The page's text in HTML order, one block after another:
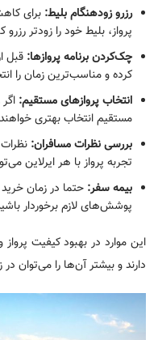
رزرو زودهنگام بلیط: برای
پرواز، بلیط خود را زودتر رزرو
چک‌کردن برنامه پروازها: قبل
کرده و مناسب‌ترین زمان را
انتخاب پروازهای مستقیم:
مستقیم انتخاب بهتری
بررسی نظرات مسافران:
تجربه پرواز با هر ایرلاین
بیمه سفر: حتما در زمان خرید
پوشش‌های لازم برخوردار
این موارد در بهبود کیفیت
دارند و بیشتر آن‌ها را می‌توان